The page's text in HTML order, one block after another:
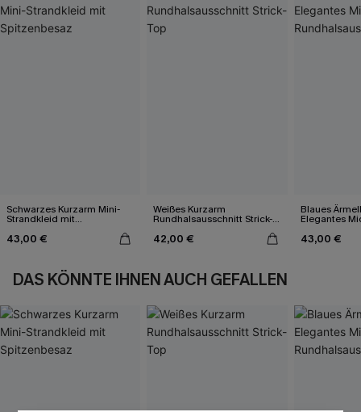
Schwarzes Kurzarm Mini-
Strandkleid mit
43,00 €
Weißes Kurzarm
Rundhalsausschnitt Strick-
42,00 €
Blaues
Elegantes
43,00 €
DAS KÖNNTE IHNEN AUCH GEFALLEN